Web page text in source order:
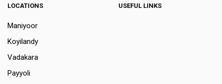
LOCATIONS
Maniyoor
Koyilandy
Vadakara
Payyoli
USEFUL LINKS